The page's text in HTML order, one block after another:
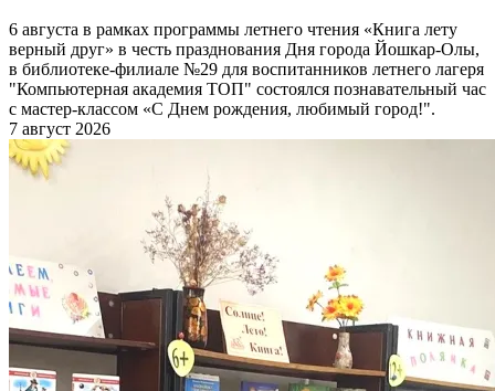
6 августа в рамках программы летнего чтения «Книга лету
верный друг» в честь празднования Дня города Йошкар-Олы,
в библиотеке-филиале №29 для воспитанников летнего лагеря
"Компьютерная академия ТОП" состоялся познавательный час
с мастер-классом «С Днем рождения, любимый город!".
7 август 2026